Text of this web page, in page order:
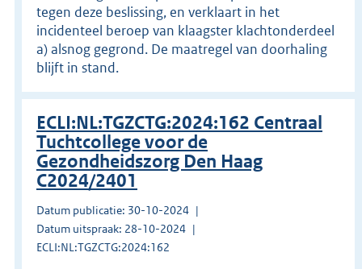
tegen deze beslissing, en verklaart in het
incidenteel beroep van klaagster klachtonderdeel
a) alsnog gegrond. De maatregel van doorhaling
blijft in stand.
ECLI:NL:TGZCTG:2024:162 Centraal
Tuchtcollege voor de
Gezondheidszorg Den Haag
C2024/2401
Datum publicatie: 30-10-2024
Datum uitspraak: 28-10-2024
ECLI:NL:TGZCTG:2024:162